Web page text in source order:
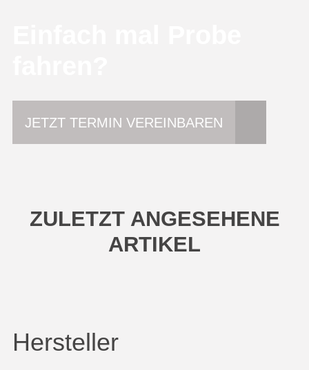
JETZT TERMIN VEREINBAREN
ZULETZT ANGESEHENE
ARTIKEL
Hersteller